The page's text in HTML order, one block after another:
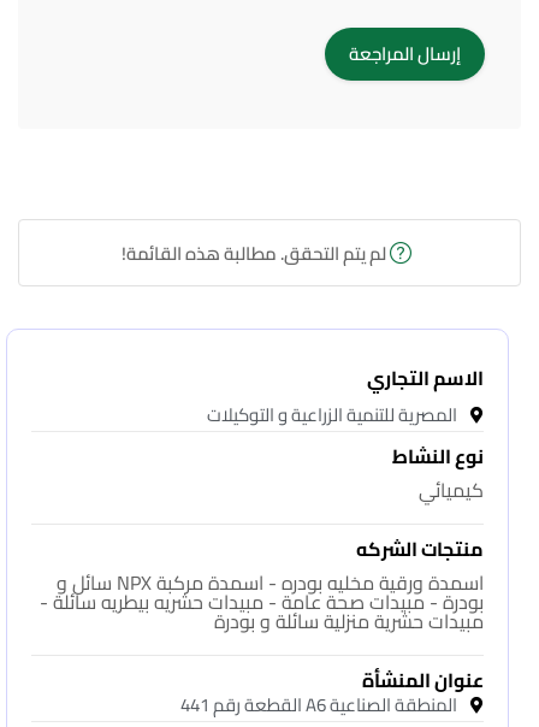
لم يتم التحقق. مطالبة هذه القائمة!
الاسم التجاري
المصرية للتنمية الزراعية و التوكيلات
نوع النشاط
كيميائي
منتجات الشركه
اسمدة ورقية مخليه بودره - اسمدة مركبة NPX سائل و
بودرة - مبيدات صحة عامة - مبيدات حشريه بيطريه سائلة -
مبيدات حشرية منزلية سائلة و بودرة
عنوان المنشأة
المنطقة الصناعية A6 القطعة رقم 441